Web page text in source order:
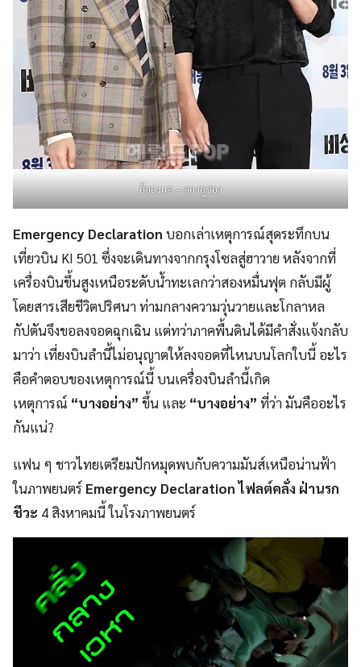
อีจองแจ – จองอูซอง
Emergency Declaration บอกเล่าเหตุการณ์สุดระทึกบน
เที่ยวบิน KI 501 ซึ่งจะเดินทางจากกรุงโซลสู่ฮาวาย หลังจากที่
เครื่องบินขึ้นสูงเหนือระดับน้ำทะเลกว่าสองหมื่นฟุต กลับมีผู้
โดยสารเสียชีวิตปริศนา ท่ามกลางความวุ่นวายและโกลาหล
กัปตันจึงขอลงจอดฉุกเฉิน แต่ทว่าภาคพื้นดินได้มีคำสั่งแจ้งกลับ
มาว่า เที่ยงบินลำนี้ไม่อนุญาตให้ลงจอดที่ไหนบนโลกใบนี้ อะไร
คือคำตอบของเหตุการณ์นี้ บนเครื่องบินลำนี้เกิด
เหตุการณ์ “บางอย่าง” ขึ้น และ “บางอย่าง” ที่ว่า มันคืออะไร
กันแน่?
แฟน ๆ ชาวไทยเตรียมปักหมุดพบกับความมันส์เหนือน่านฟ้า
ในภาพยนตร์ Emergency Declaration ไฟลต์คลั่ง ฝ่านรก
ชีวะ 4 สิงหาคมนี้ ในโรงภาพยนตร์